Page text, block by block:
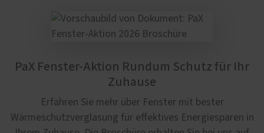
PaX Fenster-Aktion Rundum Schutz für Ihr
Zuhause
Erfahren Sie mehr über Fenster mit bester
Wärmeschutzverglasung für effektives Energiesparen in